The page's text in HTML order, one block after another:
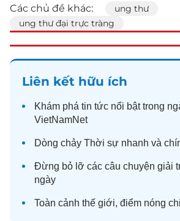
Các chủ đề khác:
ung thư
ung thư đại trực tràng
Liên kết hữu ích
Khám phá tin tức nổi bật trong
VietNamNet
Dòng chảy Thời sự nhanh và
Đừng bỏ lỡ các câu chuyện giải
ngày
Toàn cảnh thế giới, điểm nóng